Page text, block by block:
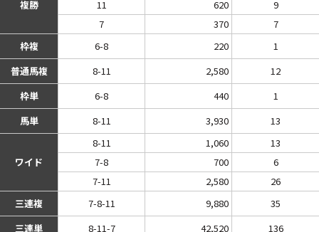
複勝
11
620
9
7
370
7
枠複
6-8 220
1
普通馬複
8-11 2,580
12
枠単
6-8 440
1
馬単
8-11 3,930 13
ワイド
8-11 1,060
13
7-8
700
6
7-11
2,580
26
三連複
7-8-11 9,880
35
三連単
8-11-7 42,520 136